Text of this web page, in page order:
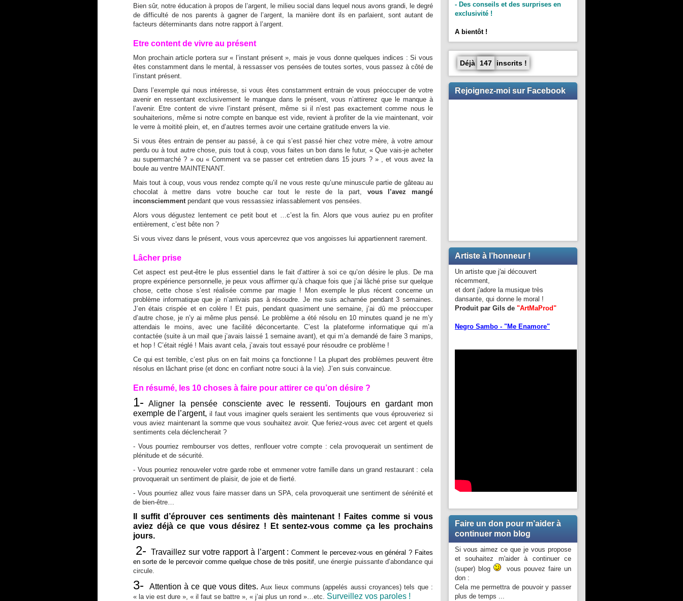
Bien sûr, notre éducation à propos de l’argent, le milieu social dans lequel nous avons grandi, le degré
de difficulté de nos parents à gagner de l’argent, la manière dont ils en parlaient, sont autant de
facteurs déterminants dans notre rapport à l’argent.
Etre content de vivre au présent
Mon prochain article portera sur « l’instant présent », mais je vous donne quelques indices : Si vous
êtes constamment dans le mental, à ressasser vos pensées de toutes sortes, vous passez à côté de
l’instant présent.
Dans l’exemple qui nous intéresse, si vous êtes constamment entrain de vous préoccuper de votre
avenir en ressentant exclusivement le manque dans le présent, vous n’attirerez que le manque à
l’avenir. Etre content de vivre l’instant présent, même si il n’est pas exactement comme nous le
souhaiterions, même si notre compte en banque est vide, revient à profiter de la vie maintenant, voir
le verre à moitité plein, et, en d’autres termes avoir une certaine gratitude envers la vie.
Si vous êtes entrain de penser au passé, à ce qui s’est passé hier chez votre mère, à votre amour
perdu ou à tout autre chose, puis tout à coup, vous faites un bon dans le futur, « Que vais-je acheter
au supermarché ? » ou « Comment va se passer cet entretien dans 15 jours ? » , et vous avez la
boule au ventre MAINTENANT.
Mais tout à coup, vous vous rendez compte qu’il ne vous reste qu’une minuscule partie de gâteau au
chocolat à mettre dans votre bouche car tout le reste de la part, vous l’avez mangé
inconsciemmentpendant que vous ressassiez inlassablement vos pensées.
Alors vous dégustez lentement ce petit bout et …c’est la fin. Alors que vous auriez pu en profiter
entièrement, c’est bête non ?
Si vous vivez dans le présent, vous vous apercevrez que vos angoisses lui appartiennent rarement.
Lâcher prise
Cet aspect est peut-être le plus essentiel dans le fait d’attirer à soi ce qu’on désire le plus. De ma
propre expérience personnelle, je peux vous affirmer qu’à chaque fois que j’ai lâché prise sur quelque
chose, cette chose s’est réalisée comme par magie ! Mon exemple le plus récent concerne un
problème informatique que je n’arrivais pas à résoudre. Je me suis acharnée pendant 3 semaines.
J’en étais crispée et en colère ! Et puis, pendant quasiment une semaine, j’ai dû me préoccuper
d’autre chose, je n’y ai même plus pensé. Le problème a été résolu en 10 minutes quand je ne m’y
attendais le moins, avec une facilité déconcertante. C’est la plateforme informatique qui m’a
contactée (suite à un mail que j’avais laissé 1 semaine avant), et qui m’a demandé de faire 3 manips,
et hop ! C’était réglé ! Mais avant cela, j’avais tout essayé pour résoudre ce problème !
Ce qui est terrible, c’est plus on en fait moins ça fonctionne ! La plupart des problèmes peuvent être
résolus en lâchant prise (et donc en confiant notre souci à la vie). J’en suis convaincue.
En résumé, les 10 choses à faire pour attirer ce qu’on désire ?
1- Aligner la pensée consciente avec le ressenti. Toujours en gardant mon
exemple de l’argent, il faut vous imaginer quels seraient les sentiments que vous éprouveriez si
vous aviez maintenant la somme que vous souhaitez avoir. Que feriez-vous avec cet argent et quels
sentiments cela déclencherait ?
- Vous pourriez rembourser vos dettes, renflouer votre compte : cela provoquerait un sentiment de
plénitude et de sécurité.
- Vous pourriez renouveler votre garde robe et emmener votre famille dans un grand restaurant : cela
provoquerait un sentiment de plaisir, de joie et de fierté.
- Vous pourriez allez vous faire masser dans un SPA, cela provoquerait une sentiment de sérénité et
de bien-être…
Il suffit d’éprouver ces sentiments dès maintenant ! Faites comme si vous
aviez déjà ce que vous désirez ! Etsentez-vous comme ça les prochains
jours.
2- Travaillez sur votre rapport à l’argent : Comment le percevez-vous en général ? Faites
en sorte de le percevoir comme quelque chose de très positif, une énergie puissante d’abondance qui
circule.
3- Attention à ce que vous dites. Aux lieux communs (appelés aussi croyances) tels que :
« la vie est dure », « il faut se battre », « j’ai plus un rond »…etc. Surveillez vos paroles !
- Des conseils et des surprises en
exclusivité !
A bientôt !
Déjà 147 inscrits !
Rejoignez-moi sur Facebook
Artiste à l’honneur !
Un artiste que j'ai découvert
récemment,
et dont j'adore la musique très
dansante, qui donne le moral !
Produit par Gils de "ArtMaProd"
Negro Sambo - "Me Enamore"
Faire un don pour m’aider à
continuer mon blog
Si vous aimez ce que je vous propose
et souhaitez m'aider à continuer ce
(super) blog
vous pouvez faire un
don :
Cela me permettra de pouvoir y passer
plus de temps ...